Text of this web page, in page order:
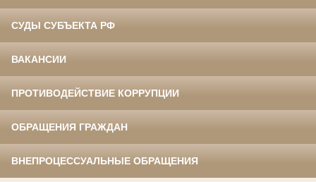
СУДЫ СУБЪЕКТА РФ
ВАКАНСИИ
ПРОТИВОДЕЙСТВИЕ КОРРУПЦИИ
ОБРАЩЕНИЯ ГРАЖДАН
ВНЕПРОЦЕССУАЛЬНЫЕ ОБРАЩЕНИЯ